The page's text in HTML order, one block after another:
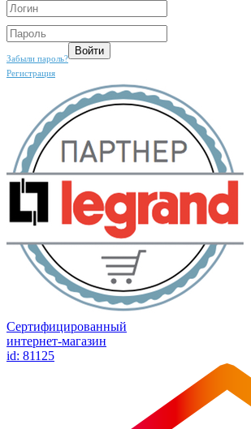
Забыли пароль?
Регистрация
Сертифицированный
интернет-магазин
id: 81125